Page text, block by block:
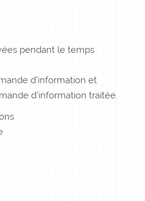
pendant le temps
d’information et
d’information traitée.